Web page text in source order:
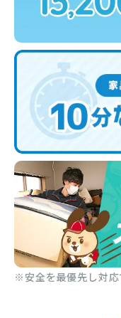
※安全を最優先し対応